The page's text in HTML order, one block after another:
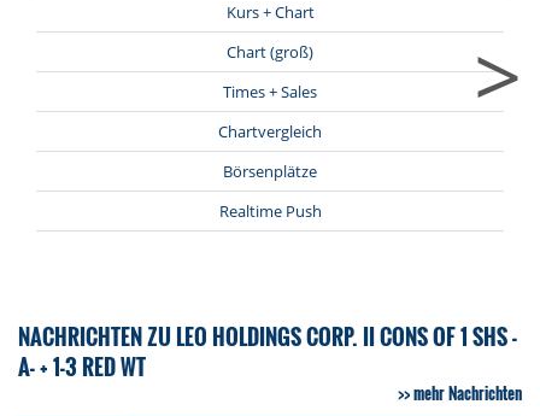
Kurs + Chart
Chart (groß)
Times + Sales
Chartvergleich
Börsenplätze
Realtime Push
>
NACHRICHTEN ZU LEO HOLDINGS CORP. II CONS OF 1 SHS -
A- + 1-3 RED WT
mehr Nachrichten